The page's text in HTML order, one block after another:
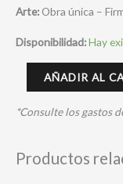
Arte: Obra única –
Disponibilidad:Hay
AÑADIR AL
*Consulte los gastos
Productos